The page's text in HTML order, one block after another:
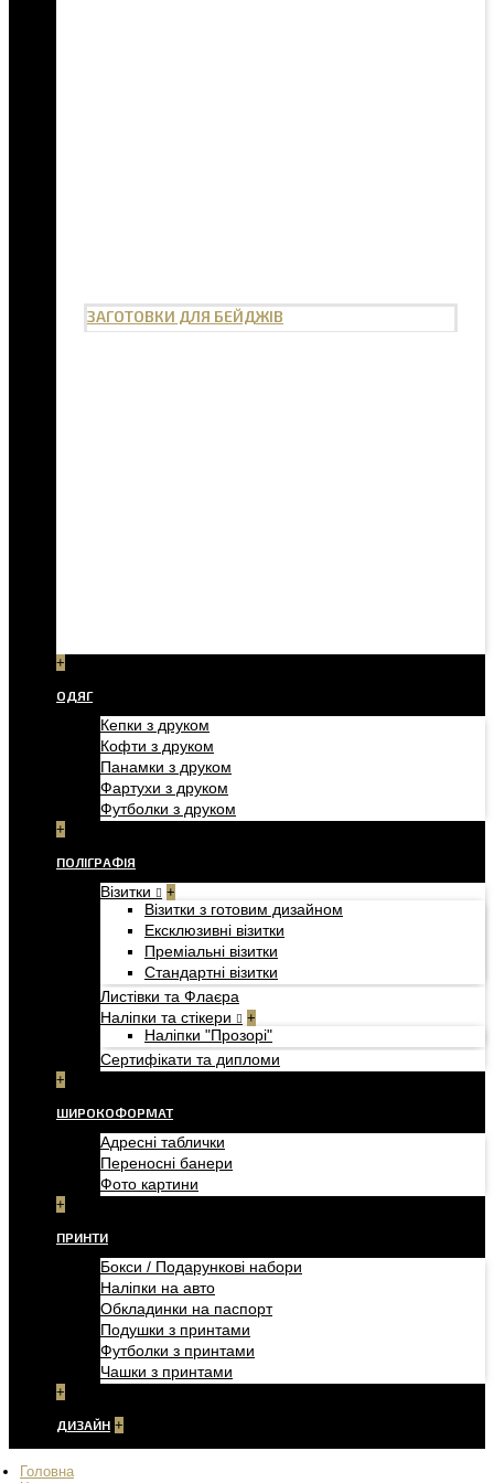
ЗАГОТОВКИ ДЛЯ БЕЙДЖІВ
+
ОДЯГ
Кепки з друком
Кофти з друком
Панамки з друком
Фартухи з друком
Футболки з друком
+
ПОЛІГРАФІЯ
Візитки +
Візитки з готовим дизайном
Ексклюзивні візитки
Преміальні візитки
Стандартні візитки
Листівки та Флаєра
Наліпки та стікери
+
Наліпки "Прозорі"
Сертифікати та дипломи
+
ШИРОКОФОРМАТ
Адресні таблички
Переносні банери
Фото картини
+
ПРИНТИ
Бокси / Подарункові набори
Наліпки на авто
Обкладинки на паспорт
Подушки з принтами
Футболки з принтами
Чашки з принтами
+
ДИЗАЙН +
Головна